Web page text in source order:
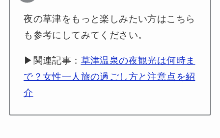
夜の草津をもっと楽しみたい方はこちら
も参考にしてみてください。
▶関連記事： 草津温泉の夜観光は何時ま
で？女性一人旅の過ごし方と注意点を紹
介